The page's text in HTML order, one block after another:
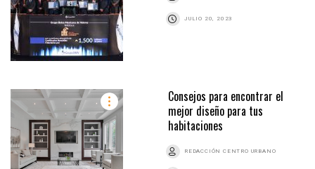
JULIO 20, 2023
Consejos para encontrar el
mejor diseño para tus
habitaciones
REDACCIÓN CENTRO URBANO